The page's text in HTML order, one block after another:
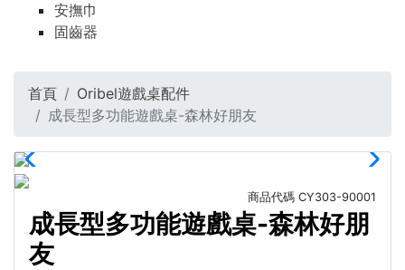
安撫巾
固齒器
首頁
Oribel遊戲桌配件
成長型多功能遊戲桌-森林好朋友
商品代碼 CY303-90001
成長型多功能遊戲桌-森林好朋
友